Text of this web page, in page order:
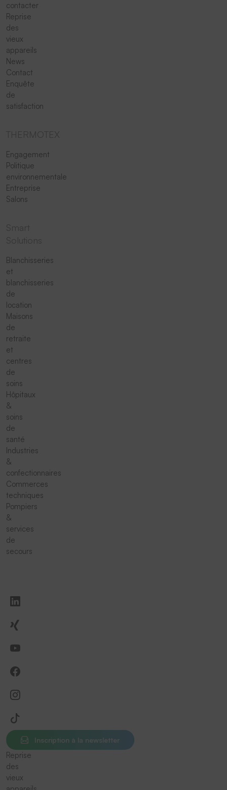
contacter
Reprise
des
vieux
appareils
News
Contact
Enquête
de
satisfaction
Engagement
Politique
environnementale
Entreprise
Salons
Blanchisseries
et
blanchisseries
de
location
Maisons
de
retraite
et
centres
de
soins
Hôpitaux
&
soins
de
santé
Industries
&
confectionnaires
Commerces
techniques
Pompiers
&
services
de
secours
Inscription à la newsletter
Reprise
des
vieux